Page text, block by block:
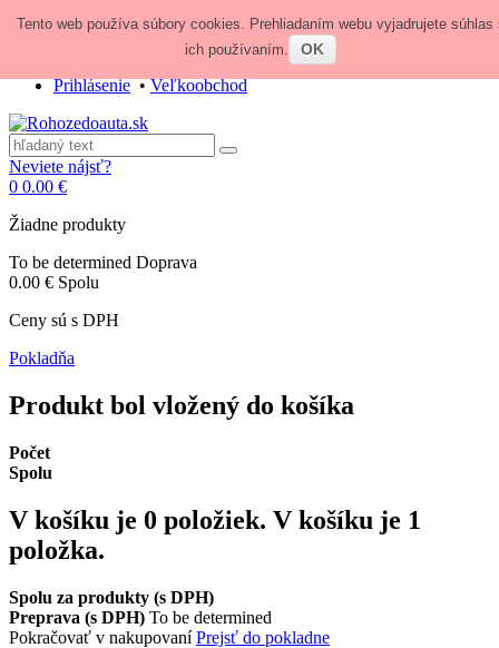
Zavolajte nám:+421 948 84 64 64
obchod@rohozedoauta.sk
Prihlásenie•Veľkoobchod
Neviete nájsť?
0 0.00 €
Žiadne produkty
To be determined Doprava
0.00 € Spolu
Ceny sú s DPH
Pokladňa
Produkt bol vložený do košíka
Počet
Spolu
V košíku je 0 položiek. V košíku je 1
položka.
Spolu za produkty (s DPH)
Preprava (s DPH) To be determined
Pokračovať v nakupovaníPrejsť do pokladne
Tento web používa súbory cookies. Prehliadaním webu vyjadrujete súhlas
ich používaním.
OK